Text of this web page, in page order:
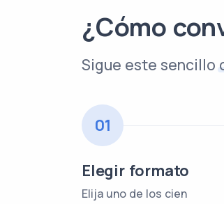
¿Cómo
Sigue este sencillo
01
Elegir formato
Elija uno de los cien